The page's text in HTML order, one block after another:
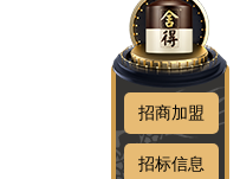
招商加盟
招标信息